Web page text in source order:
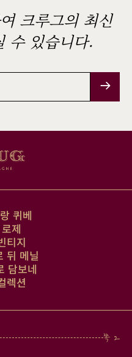
크루그의 최신
있습니다.
퀴베
제지
메닐
담보네
렉션